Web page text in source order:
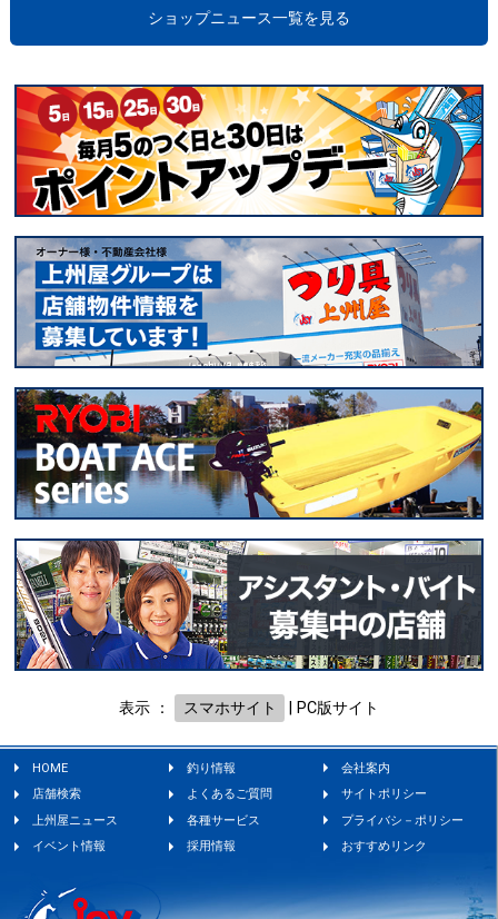
ショップニュース一覧を見る
表示 ： スマホサイト PC版サイト
HOME 釣り情報
会社案内
店舗検索
よくあるご質問
サイトポリシー
上州屋ニュース
各種サービス
プライバシ－ポリシー
イベント情報
採用情報 おすすめリンク